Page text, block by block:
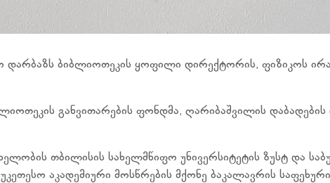
დარბაზს ბიბლიოთეკის ყოფილი დირექტორის, ფიზიკოს
განვითარების ფონდმა, ღარიბაშვილის
თბილისის სახელმწიფო უნივერსიტეტის ზუსტ და
აკადემიური მოსწრების მქონე ბაკალავრის